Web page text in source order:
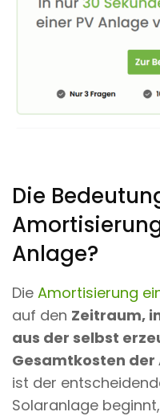
Die
Anlage?
Die Amortisierung
auf den Zeitraum,
aus der selbst
Gesamtkosten
ist der
Solaranlage